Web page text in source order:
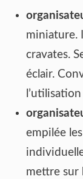
miniature.
cravates.
éclair.
empilée
mettre sur